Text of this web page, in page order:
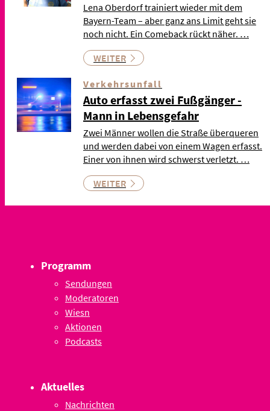
Lena Oberdorf trainiert wieder mit dem
Bayern-Team – aber ganz ans Limit geht sie
noch nicht. Ein Comeback rückt näher. …
WEITER
Verkehrsunfall
Auto erfasst zwei Fußgänger -
Mann in Lebensgefahr
Zwei Männer wollen die Straße überqueren
und werden dabei von einem Wagen erfasst.
Einer von ihnen wird schwerst verletzt. …
WEITER
Programm
Sendungen
Moderatoren
Wiesn
Aktionen
Podcasts
Aktuelles
Nachrichten